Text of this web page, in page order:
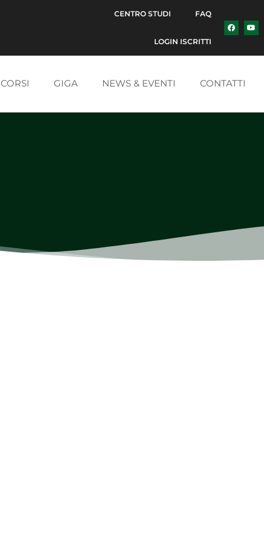
CENTRO STUDI FAQ
LOGIN ISCRITTI
CORSI GIGA NEWS & EVENTI CONTATTI